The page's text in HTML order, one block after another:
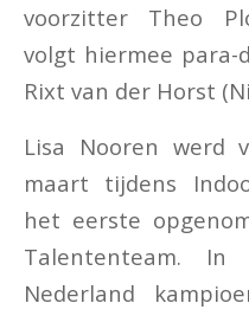
voorzitter Theo
volgt hiermee para-
Rixt van der Horst
Lisa Nooren werd
maart tijdens
het eerste
Talententeam.
Nederland